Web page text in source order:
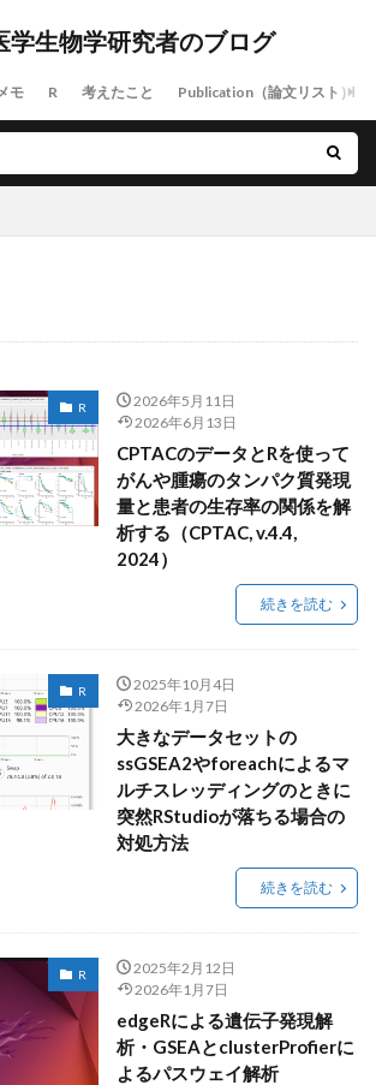
学生物学研究者のブログ
モ R 考えたこと Publication（論文リスト）
R
2026年5月11日
2026年6月13日
CPTACのデータとRを使って
がんや腫瘍のタンパク質発現
量と患者の生存率の関係を解
析する（CPTAC, v.4.4,
2024）
続きを読む
R
2025年10月4日
2026年1月7日
大きなデータセットの
ssGSEA2やforeachによるマ
ルチスレッディングのときに
突然RStudioが落ちる場合の
対処方法
続きを読む
R
2025年2月12日
2026年1月7日
edgeRによる遺伝子発現解
析・GSEAとclusterProfierに
よるパスウェイ解析